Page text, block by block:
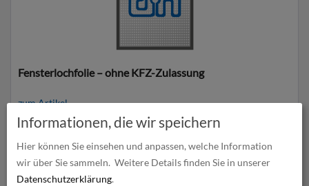
Fensterlochfolie – ohne KFZ-Zulassung
zum Artikel
Informationen, die wir speichern
Hier können Sie einsehen und anpassen, welche Information
wir über Sie sammeln. Weitere Details finden Sie in unserer
Datenschutzerklärung.